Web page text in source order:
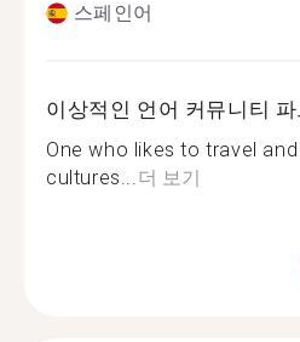
스페인어
이상적인 언어 커뮤니티 파
One who likes to travel
cultures...더 보기